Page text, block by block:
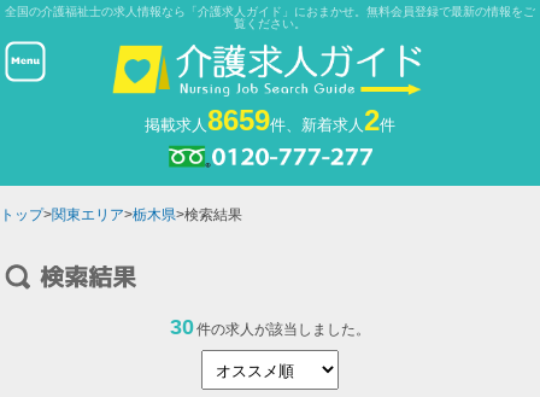
全国の介護福祉士の求人情報なら「介護求人ガイド」におまかせ。無料会員登録で最新の情報をご
覧ください。
掲載求人8659件、新着求人2件
トップ>関東エリア>栃木県>検索結果
30件の求人が該当しました。